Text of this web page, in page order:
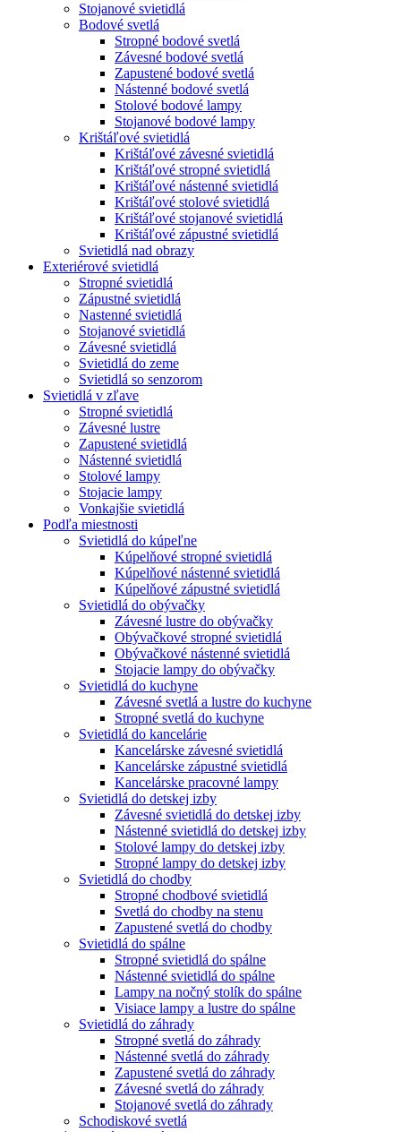
Stojanové svietidlá
Bodové svetlá
Stropné bodové svetlá
Závesné bodové svetlá
Zapustené bodové svetlá
Nástenné bodové svetlá
Stolové bodové lampy
Stojanové bodové lampy
Krištáľové svietidlá
Krištáľové závesné svietidlá
Krištáľové stropné svietidlá
Krištáľové nástenné svietidlá
Krištáľové stolové svietidlá
Krištáľové stojanové svietidlá
Krištáľové zápustné svietidlá
Svietidlá nad obrazy
Exteriérové svietidlá
Stropné svietidlá
Zápustné svietidlá
Nastenné svietidlá
Stojanové svietidlá
Závesné svietidlá
Svietidlá do zeme
Svietidlá so senzorom
Svietidlá v zľave
Stropné svietidlá
Závesné lustre
Zapustené svietidlá
Nástenné svietidlá
Stolové lampy
Stojacie lampy
Vonkajšie svietidlá
Podľa miestnosti
Svietidlá do kúpeľne
Kúpelňové stropné svietidlá
Kúpelňové nástenné svietidlá
Kúpelňové zápustné svietidlá
Svietidlá do obývačky
Závesné lustre do obývačky
Obývačkové stropné svietidlá
Obývačkové nástenné svietidlá
Stojacie lampy do obývačky
Svietidlá do kuchyne
Závesné svetlá a lustre do kuchyne
Stropné svetlá do kuchyne
Svietidlá do kancelárie
Kancelárske závesné svietidlá
Kancelárske zápustné svietidlá
Kancelárske pracovné lampy
Svietidlá do detskej izby
Závesné svietidlá do detskej izby
Nástenné svietidlá do detskej izby
Stolové lampy do detskej izby
Stropné lampy do detskej izby
Svietidlá do chodby
Stropné chodbové svietidlá
Svetlá do chodby na stenu
Zapustené svetlá do chodby
Svietidlá do spálne
Stropné svietidlá do spálne
Nástenné svietidlá do spálne
Lampy na nočný stolík do spálne
Visiace lampy a lustre do spálne
Svietidlá do záhrady
Stropné svetlá do záhrady
Nástenné svetlá do záhrady
Zapustené svetlá do záhrady
Závesné svetlá do záhrady
Stojanové svetlá do záhrady
Schodiskové svetlá